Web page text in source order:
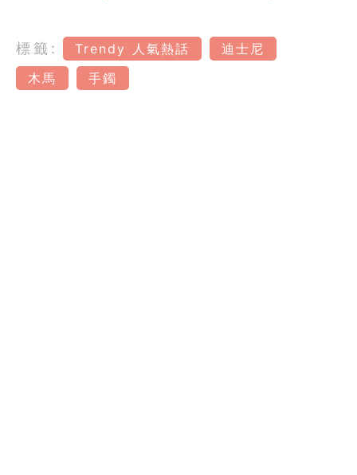
標籤: Trendy 人氣熱話
迪士尼
木馬
手鐲